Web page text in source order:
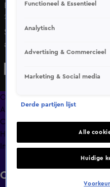
Een spelletje truth or dare
22 jan 2025, 11:38
Sabine en Jurgen spelen
aan de vinger van Jurgen,
zachtjes in haar oor en een
Overzicht
Afleveringen
Clips
Hoe is het nu met?
Info
Clips
Functioneel & Essentieel
Analytisch
Advertising & Commercieel
Marketing & Social media
Derde partijen lijst
Alle
Huidige